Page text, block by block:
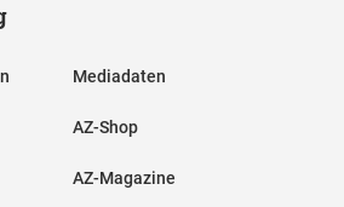
Mediadaten
AZ-Shop
AZ-Magazine